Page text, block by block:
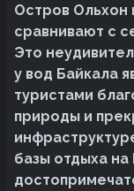
Остров Ольхон
сравнивают с
Это
у вод Байкала
туристами
природы и
базы отдыха